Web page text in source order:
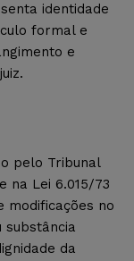
identidade
formal e
e
pelo Tribunal
na Lei 6.015/73
modificações no
substância
da